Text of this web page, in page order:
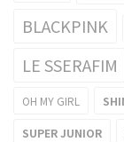
BLACKPINK
LE SSERAFIM
OH MY GIRL
SUPER JUNIOR